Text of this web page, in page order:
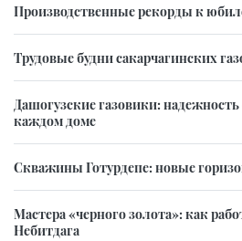
Производственные рекорды к
Трудовые будни сакарчагинских
Дашогузские газовики:
каждом доме
Скважины Готурдепе: новые
Мастера «черного золота»: как
Небитдага